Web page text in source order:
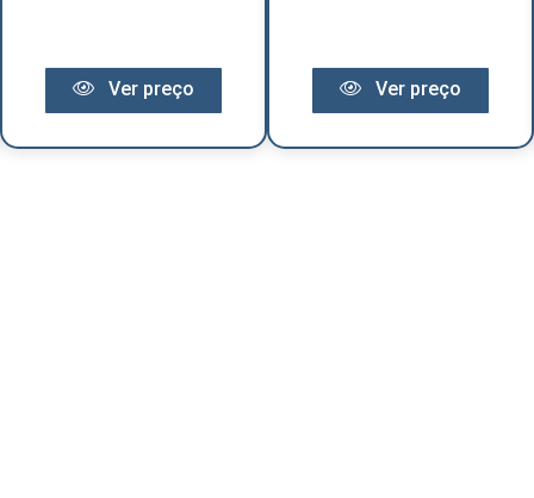
Ver preço Ver preço